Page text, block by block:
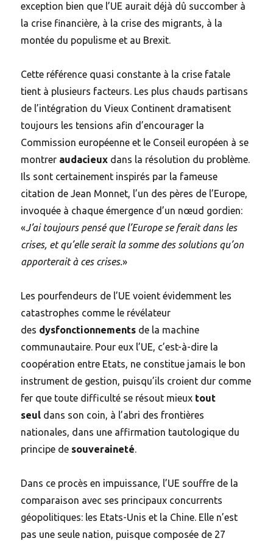
exception bien que l’UE aurait déjà dû succomber à
la crise financière, à la crise des migrants, à la
montée du populisme et au Brexit.
Cette référence quasi constante à la crise fatale
tient à plusieurs facteurs. Les plus chauds partisans
de l’intégration du Vieux Continent dramatisent
toujours les tensions afin d’encourager la
Commission européenne et le Conseil européen à se
montrer audacieux dans la résolution du problème.
Ils sont certainement inspirés par la fameuse
citation de Jean Monnet, l’un des pères de l’Europe,
invoquée à chaque émergence d’un nœud gordien:
«J’ai toujours pensé que l’Europe se ferait dans les
crises, et qu’elle serait la somme des solutions qu’on
apporterait à ces crises.»
Les pourfendeurs de l’UE voient évidemment les
catastrophes comme le révélateur
des dysfonctionnements de la machine
communautaire. Pour eux l’UE, c’est-à-dire la
coopération entre Etats, ne constitue jamais le bon
instrument de gestion, puisqu’ils croient dur comme
fer que toute difficulté se résout mieux tout
seul dans son coin, à l’abri des frontières
nationales, dans une affirmation tautologique du
principe de souveraineté.
Dans ce procès en impuissance, l’UE souffre de la
comparaison avec ses principaux concurrents
géopolitiques: les Etats-Unis et la Chine. Elle n’est
pas une seule nation, puisque composée de 27